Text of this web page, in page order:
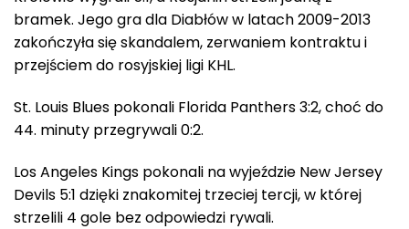
bramek. Jego gra dla Diabłów w latach 2009-2013
zakończyła się skandalem, zerwaniem kontraktu i
przejściem do rosyjskiej ligi KHL.
St. Louis Blues pokonali Florida Panthers 3:2, choć do
44. minuty przegrywali 0:2.
Los Angeles Kings pokonali na wyjeździe New Jersey
Devils 5:1 dzięki znakomitej trzeciej tercji, w której
strzelili 4 gole bez odpowiedzi rywali.